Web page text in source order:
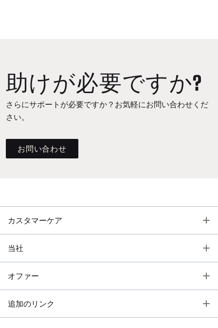
助けが必要ですか?
さらにサポートが必要ですか？お気軽にお問い合わせくだ
さい。
お問い合わせ
カスタマーケア
当社
オファー
追加のリンク